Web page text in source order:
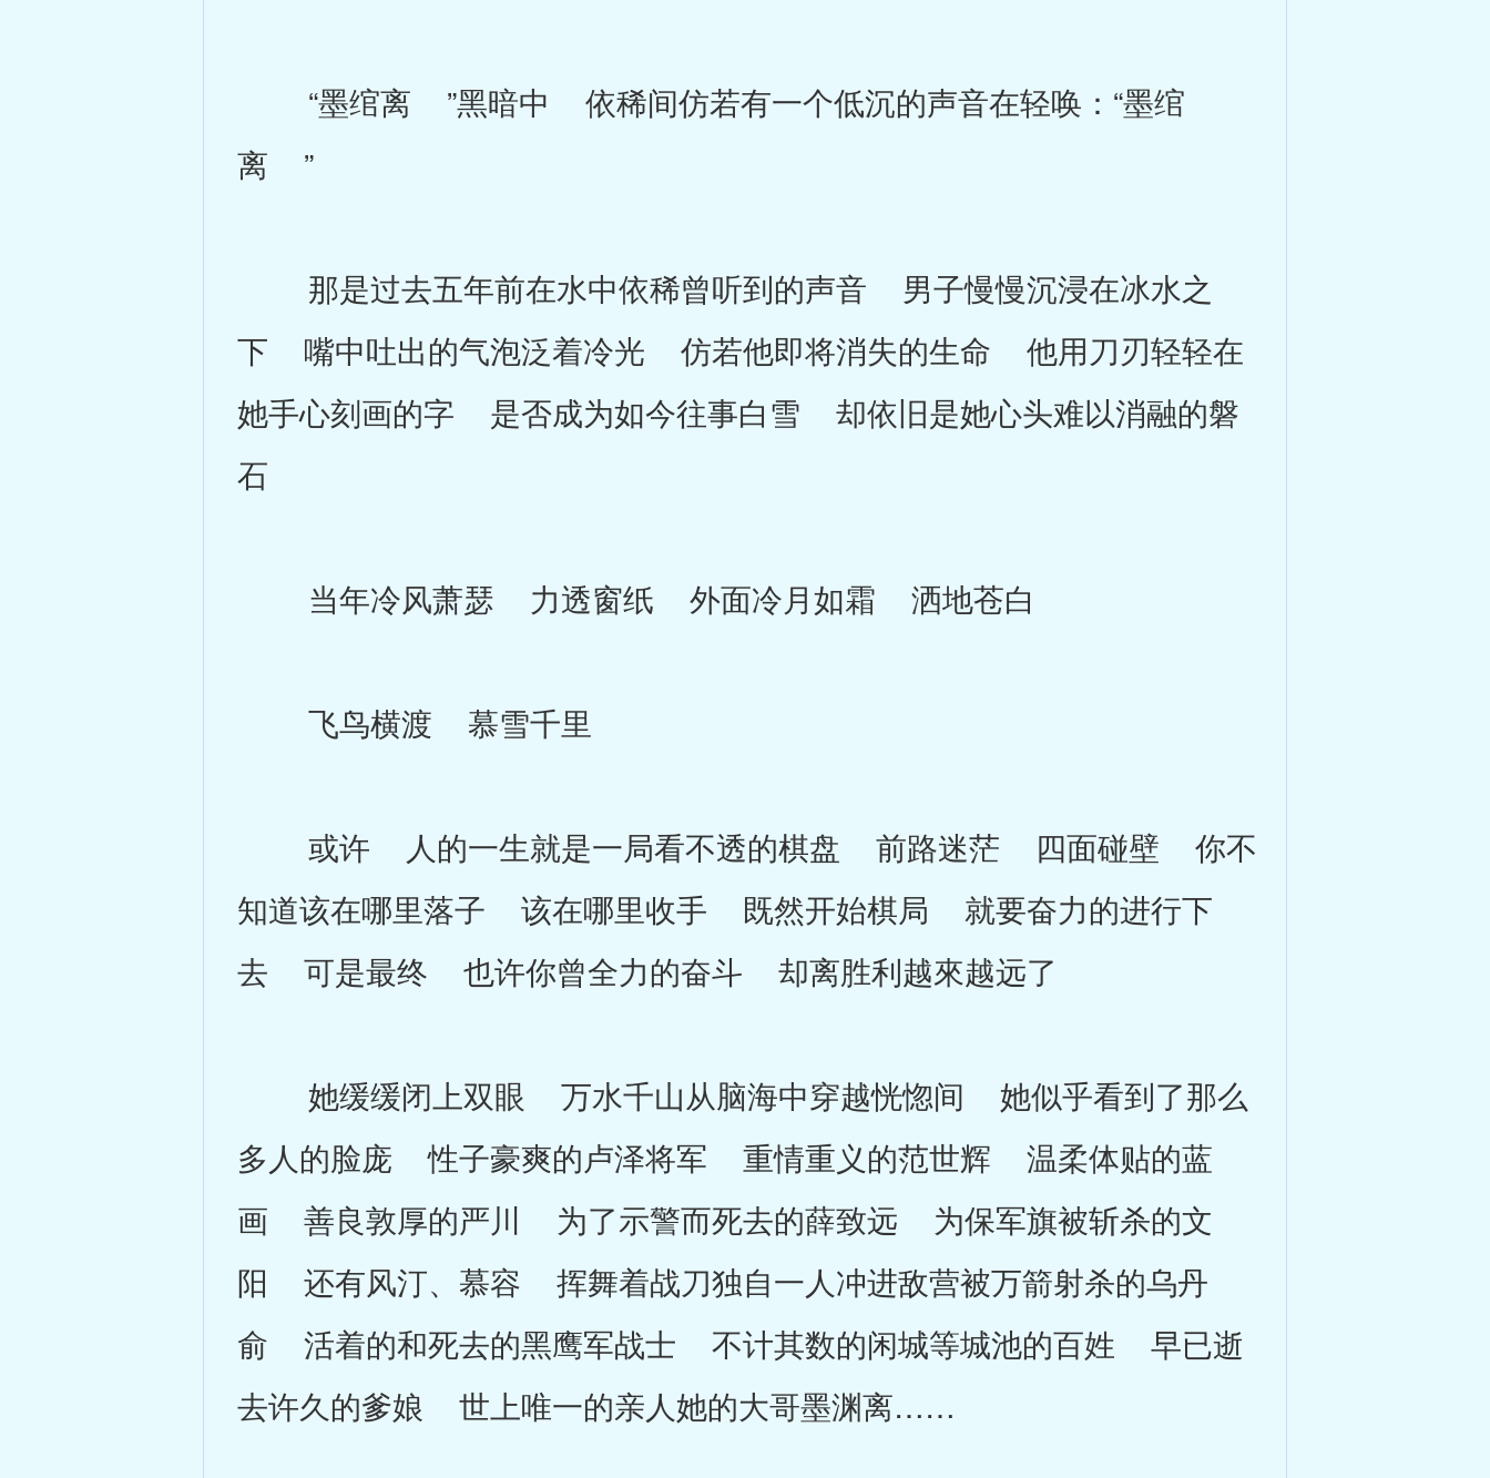
“墨绾离 ”黑暗中 依稀间仿若有一个低沉的声音在轻唤：“墨绾
离 ”
那是过去五年前在水中依稀曾听到的声音 男子慢慢沉浸在冰水之
下 嘴中吐出的气泡泛着冷光 仿若他即将消失的生命 他用刀刃轻轻在
她手心刻画的字 是否成为如今往事白雪 却依旧是她心头难以消融的磐
石
当年冷风萧瑟 力透窗纸 外面冷月如霜 洒地苍白
飞鸟横渡 慕雪千里
或许 人的一生就是一局看不透的棋盘 前路迷茫 四面碰壁 你不
知道该在哪里落子 该在哪里收手 既然开始棋局 就要奋力的进行下
去 可是最终 也许你曾全力的奋斗 却离胜利越來越远了
她缓缓闭上双眼 万水千山从脑海中穿越恍惚间 她似乎看到了那么
多人的脸庞 性子豪爽的卢泽将军 重情重义的范世辉 温柔体贴的蓝
画 善良敦厚的严川 为了示警而死去的薛致远 为保军旗被斩杀的文
阳 还有风汀、慕容 挥舞着战刀独自一人冲进敌营被万箭射杀的乌丹
俞 活着的和死去的黑鹰军战士 不计其数的闲城等城池的百姓 早已逝
去许久的爹娘 世上唯一的亲人她的大哥墨渊离……